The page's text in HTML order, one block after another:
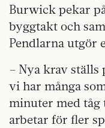
Burwick pekar
byggtakt och
Pendlarna utgör
– Nya krav
vi har många
minuter med
arbetar för fler